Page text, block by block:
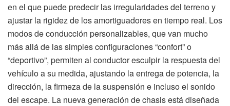
en el que puede predecir las irregularidades del terreno y
ajustar la rigidez de los amortiguadores en tiempo real. Los
modos de conducción personalizables, que van mucho
más allá de las simples configuraciones “confort” o
“deportivo”, permiten al conductor esculpir la respuesta del
vehículo a su medida, ajustando la entrega de potencia, la
dirección, la firmeza de la suspensión e incluso el sonido
del escape. La nueva generación de chasis está diseñada